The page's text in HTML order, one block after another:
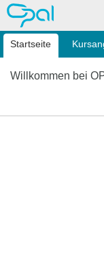
OPAL
Startseite
Willkommen bei